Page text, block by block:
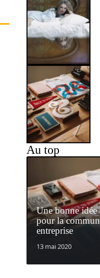
Au top
Une bonne
pour la
entreprise
13 mai 2020